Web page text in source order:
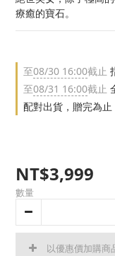
療癒的寶石。
至08/30 16:00截止
至08/31 16:00截止
配對出貨，贈完為止
NT$3,999
數量
以優惠價加購商